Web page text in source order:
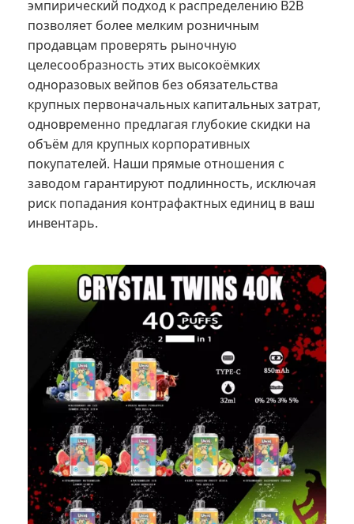
эмпирический подход к распределению B2B
позволяет более мелким розничным
продавцам проверять рыночную
целесообразность этих высокоёмких
одноразовых вейпов без обязательства
крупных первоначальных капитальных затрат,
одновременно предлагая глубокие скидки на
объём для крупных корпоративных
покупателей. Наши прямые отношения с
заводом гарантируют подлинность, исключая
риск попадания контрафактных единиц в ваш
инвентарь.